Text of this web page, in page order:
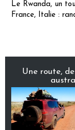
Le Rwanda, un
France, Italie :
Une route,